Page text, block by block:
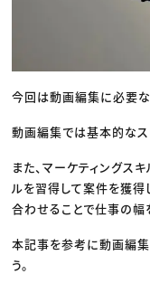
今回は動画編集に必要な
動画編集では基本的なス
また、マーケティングス
ルを習得して案件を獲得
合わせることで仕事の幅
本記事を参考に動画編
う。